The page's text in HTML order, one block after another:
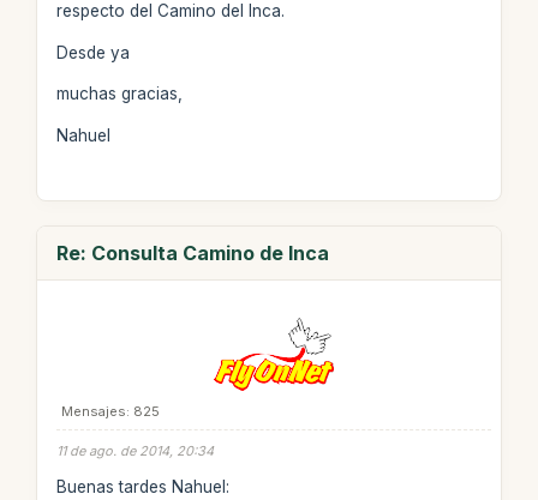
respecto del Camino del Inca.
Desde ya
muchas gracias,
Nahuel
Re: Consulta Camino de Inca
Mensajes: 825
11 de ago. de 2014, 20:34
Buenas tardes Nahuel: